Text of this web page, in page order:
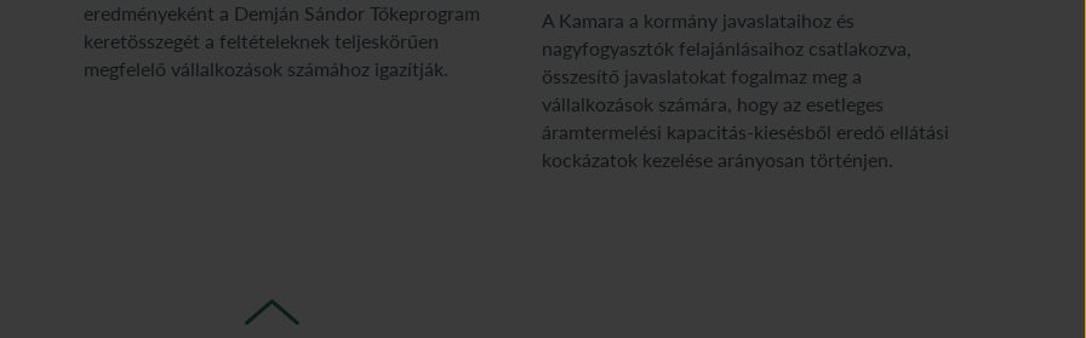
eredményeként a Demján Sándor Tőkeprogram
keretösszegét a feltételeknek teljeskörűen
megfelelő vállalkozások számához igazítják.
A Kamara a kormány javaslataihoz és
nagyfogyasztók felajánlásaihoz csatlakozva,
összesítő javaslatokat fogalmaz meg a
vállalkozások számára, hogy az esetleges
áramtermelési kapacitás-kiesésből eredő ellátási
kockázatok kezelése arányosan történjen.